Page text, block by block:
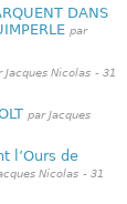
DANS
par
Jacques Nicolas - 31
par Jacques
l’Ours de
Nicolas - 31